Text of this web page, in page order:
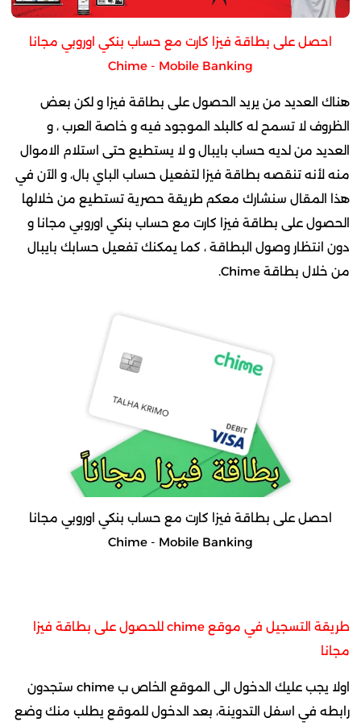
احصل على بطاقة فيزا كارت مع حساب بنكي اوروبي مجانا
Chime - Mobile Banking
هناك العديد من يريد الحصول على بطاقة فيزا و لكن بعض
الظروف لا تسمح له كالبلد الموجود فيه و خاصة العرب ، و
العديد من لديه حساب بايبال و لا يستطيع حتى استلام الاموال
منه لأنه تنقصه بطاقة فيزا لتفعيل حساب الباي بال، و الآن في
هذا المقال سنشارك معكم طريقة حصرية تستطيع من خلالها
الحصول على بطاقة فيزا كارت مع حساب بنكي اوروبي مجانا و
دون انتظار وصول البطاقة ، كما يمكنك تفعيل حسابك بايبال
من خلال بطاقة Chime.
احصل على بطاقة فيزا كارت مع حساب بنكي اوروبي مجانا
Chime - Mobile Banking
طريقة التسجيل في موقع chime للحصول على بطاقة فيزا
مجانا
اولا يجب عليك الدخول الى الموقع الخاص ب chime ستجدون
رابطه في اسفل التدوينة، بعد الدخول للموقع يطلب منك وضع